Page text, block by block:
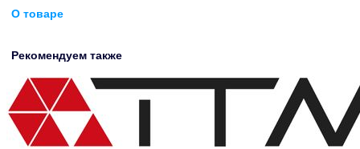
О товаре
Рекомендуем также